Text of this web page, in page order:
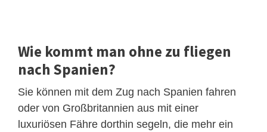
Wie kommt man ohne zu fliegen
nach Spanien?
Sie können mit dem Zug nach Spanien fahren
oder von Großbritannien aus mit einer
luxuriösen Fähre dorthin segeln, die mehr ein